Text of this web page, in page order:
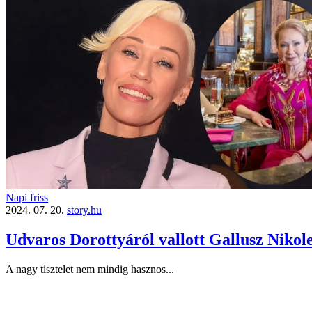
Napi friss
2024. 07. 20. story.hu
Udvaros Dorottyáról vallott Gallusz
A nagy tisztelet nem mindig hasznos...